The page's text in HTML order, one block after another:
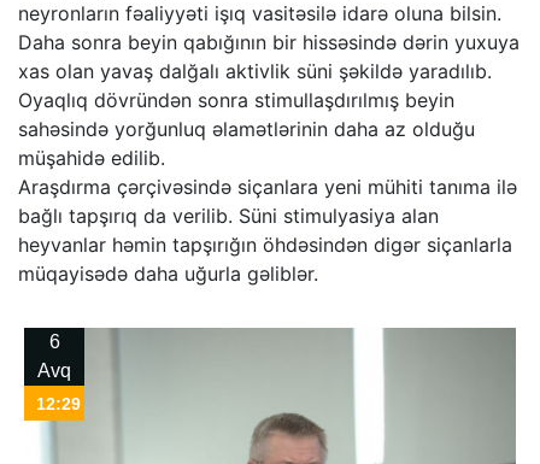
neyronların fəaliyyəti işıq vasitəsilə idarə oluna bilsin.
Daha sonra beyin qabığının bir hissəsində dərin yuxuya
xas olan yavaş dalğalı aktivlik süni şəkildə yaradılıb.
Oyaqlıq dövründən sonra stimullaşdırılmış beyin
sahəsində yorğunluq əlamətlərinin daha az olduğu
müşahidə edilib.
Araşdırma çərçivəsində siçanlara yeni mühiti tanıma ilə
bağlı tapşırıq da verilib. Süni stimulyasiya alan
heyvanlar həmin tapşırığın öhdəsindən digər siçanlarla
müqayisədə daha uğurla gəliblər.
6
Avq
12:29